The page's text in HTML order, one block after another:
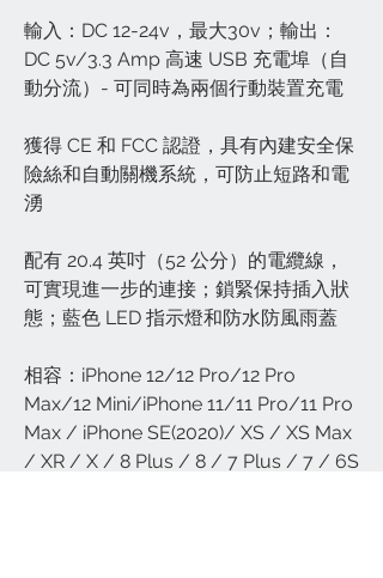
輸入：DC 12-24v，最大30v；輸出：
DC 5v/3.3 Amp 高速 USB 充電埠（自
動分流）- 可同時為兩個行動裝置充電
獲得 CE 和 FCC 認證，具有內建安全保
險絲和自動關機系統，可防止短路和電
湧
配有 20.4 英吋（52 公分）的電纜線，
可實現進一步的連接；鎖緊保持插入狀
態；藍色 LED 指示燈和防水防風雨蓋
相容：iPhone 12/12 Pro/12 Pro
Max/12 Mini/iPhone 11/11 Pro/11 Pro
Max / iPhone SE(2020)/ XS / XS Max
/ XR / X / 8 Plus / 8 / 7 Plus / 7 / 6S